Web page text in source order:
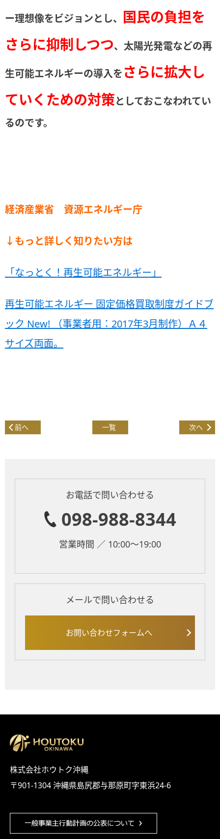
ー理想像をビジョンとし、 国民の負担を
さらに抑制しつつ、太陽光発電などの再
生可能エネルギーの導入を さらに拡大し
ていくための対策としておこなわれてい
るのです。
経済産業省 資源エネルギー庁
↓もっと詳しく知りたい方は
「なっとく！再生可能エネルギー」
再生可能エネルギー 固定価格買取制度ガイドブ
ック New! （事業者用：2017年3月制作）Ａ４
サイズ両面。
前へ 一覧 次へ
お電話で問い合わせる
098-988-8344
営業時間 ／ 10:00～19:00
メールで問い合わせる
お問い合わせフォームへ
株式会社ホウトク沖縄
〒901-1304 沖縄県島尻郡与那原町字東浜24-6